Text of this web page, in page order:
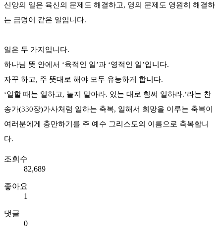
신앙의 일은 육신의 문제도 해결하고, 영의 문제도 영원히 해결하
는 금덩이 같은 일입니다.
일은 두 가지입니다.
하나님 뜻 안에서 ‘육적인 일’과 ‘영적인 일’입니다.
자꾸 하고, 주 뜻대로 해야 모두 유능하게 합니다.
‘일할 때는 일하고, 놀지 말아라. 있는 대로 힘써 일하라.’라는 찬
송가(330장)가사처럼 일하는 축복, 일해서 희망을 이루는 축복이
여러분에게 충만하기를 주 예수 그리스도의 이름으로 축복합니
다.
조회수
82,689
좋아요
1
댓글
0